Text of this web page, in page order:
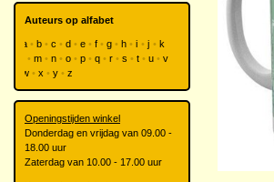
Auteurs op alfabet
a b c d e f g h i j
k
m n o p q r s t u
v
w
x y z
Openingstijden winkel
Donderdag en vrijdag van 09.00 -
18.00 uur
Zaterdag van 10.00 - 17.00 uur